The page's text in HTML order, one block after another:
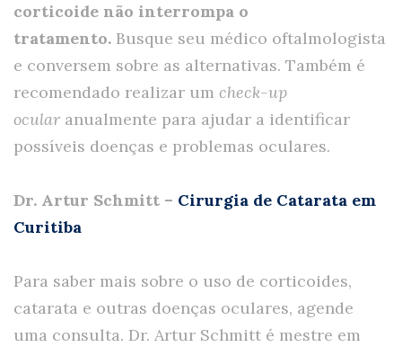
corticoide não interrompa o
tratamento. Busque seu médico oftalmologista
e conversem sobre as alternativas. Também é
recomendado realizar um check-up
ocular anualmente para ajudar a identificar
possíveis doenças e problemas oculares.
Dr. Artur Schmitt – Cirurgia de Catarata em
Curitiba
Para saber mais sobre o uso de corticoides,
catarata e outras doenças oculares, agende
uma consulta. Dr. Artur Schmitt é mestre em